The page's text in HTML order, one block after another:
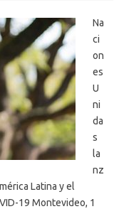
Na
ci
on
es
U
ni
da
s
la
nz
Latina y el
19 Montevideo, 1